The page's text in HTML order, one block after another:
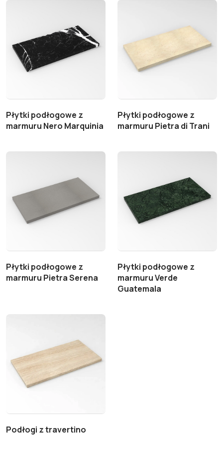
Płytki podłogowe z
marmuru Nero Marquinia
Płytki podłogowe z
marmuru Pietra di Trani
Płytki podłogowe z
marmuru Pietra Serena
Płytki podłogowe z
marmuru Verde
Guatemala
Podłogi z travertino